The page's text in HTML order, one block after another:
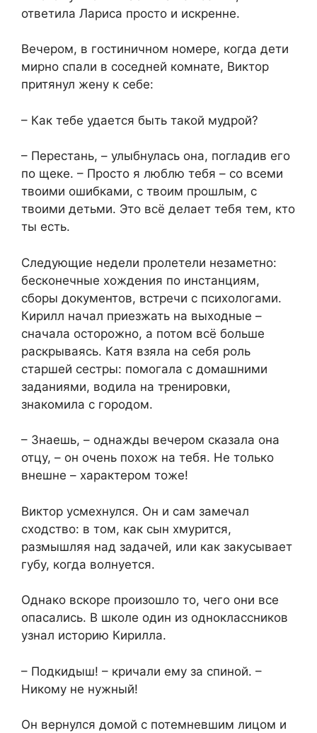
ответила Лариса просто и искренне.
Вечером, в гостиничном номере, когда дети
мирно спали в соседней комнате, Виктор
притянул жену к себе:
– Как тебе удается быть такой мудрой?
– Перестань, – улыбнулась она, погладив его
по щеке. – Просто я люблю тебя – со всеми
твоими ошибками, с твоим прошлым, с
твоими детьми. Это всё делает тебя тем, кто
ты есть.
Следующие недели пролетели незаметно:
бесконечные хождения по инстанциям,
сборы документов, встречи с психологами.
Кирилл начал приезжать на выходные –
сначала осторожно, а потом всё больше
раскрываясь. Катя взяла на себя роль
старшей сестры: помогала с домашними
заданиями, водила на тренировки,
знакомила с городом.
– Знаешь, – однажды вечером сказала она
отцу, – он очень похож на тебя. Не только
внешне – характером тоже!
Виктор усмехнулся. Он и сам замечал
сходство: в том, как сын хмурится,
размышляя над задачей, или как закусывает
губу, когда волнуется.
Однако вскоре произошло то, чего они все
опасались. В школе один из одноклассников
узнал историю Кирилла.
– Подкидыш! – кричали ему за спиной. –
Никому не нужный!
Он вернулся домой с потемневшим лицом и